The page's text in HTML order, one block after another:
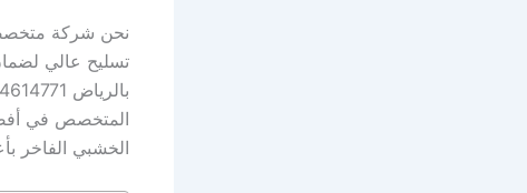
تسليح عالي
الخشبي الفاخر